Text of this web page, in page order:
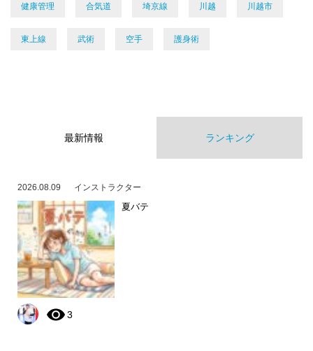
健康管理 合気道 埼京線 川越 川越市
東上線 武術 空手 護身術
最新情報 ランキング
2026.08.09 インストラクター
夏バテ
3